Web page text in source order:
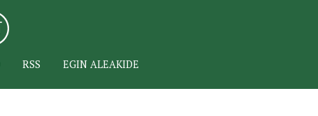
RSS EGIN ALEAKIDE